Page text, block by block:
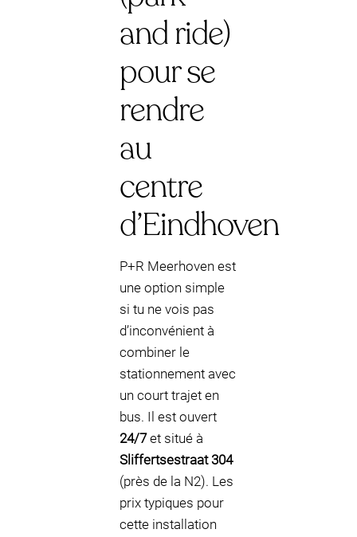
and ride)
pour se
rendre
au
centre
d’Eindhoven
P+R Meerhoven est
une option simple
si tu ne vois pas
d’inconvénient à
combiner le
stationnement avec
un court trajet en
bus. Il est ouvert
24/7et situé à
Sliffertsestraat 304
(près de la N2). Les
prix typiques pour
cette installation